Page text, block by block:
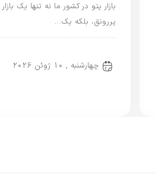
بازار پتو در کشور ما نه تنها یک بازار
پررونق، بلکه یک…
چهارشنبه , 10 ژوئن 2026